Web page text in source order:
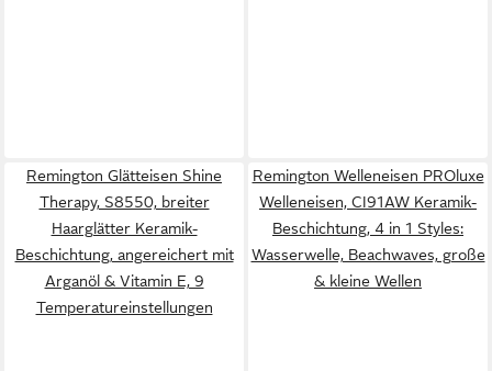
Remington Glätteisen Shine
Therapy, S8550, breiter
Haarglätter Keramik-
Beschichtung, angereichert mit
Arganöl & Vitamin E, 9
Temperatureinstellungen
Remington Welleneisen PROluxe
Welleneisen, CI91AW Keramik-
Beschichtung, 4 in 1 Styles:
Wasserwelle, Beachwaves, große
& kleine Wellen